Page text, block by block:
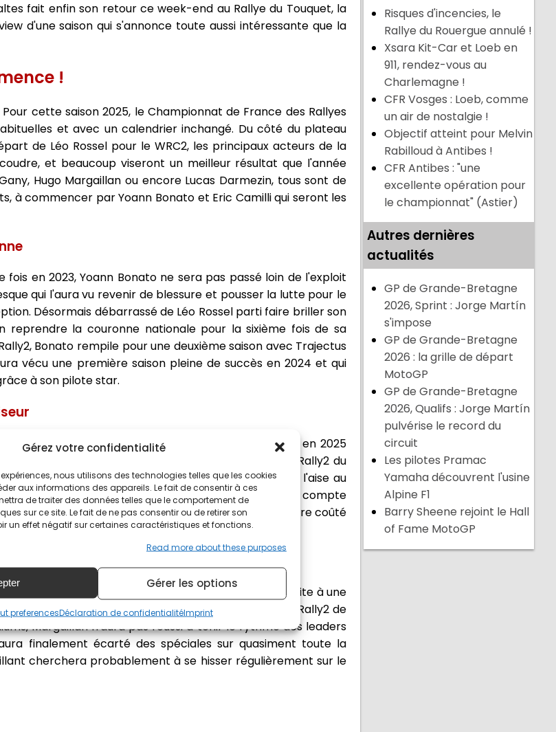
Gérez votre confidentialité
nous utilisons des technologies telles que les cookies
aux informations des appareils. Le fait de consentir à ces
de traiter des données telles que le comportement de
sur ce site. Le fait de ne pas consentir ou de retirer son
un effet négatif sur certaines caractéristiques et fonctions.
Read more about these purposes
Gérer les options
preferencesDéclaration de confidentialitéImprint
fait enfin son retour ce week-end au Rallye du Touquet, la
d'une saison qui s'annonce toute aussi intéressante que la
!
cette saison 2025, le Championnat de France des Rallyes
et avec un calendrier inchangé. Du côté du plateau
de Léo Rossel pour le WRC2, les principaux acteurs de la
et beaucoup viseront un meilleur résultat que l'année
Hugo Margaillan ou encore Lucas Darmezin, tous sont de
à commencer par Yoann Bonato et Eric Camilli qui seront les
en 2023, Yoann Bonato ne sera pas passé loin de l'exploit
qui l'aura vu revenir de blessure et pousser la lutte pour le
Désormais débarrassé de Léo Rossel parti faire briller son
reprendre la couronne nationale pour la sixième fois de sa
Bonato rempile pour une deuxième saison avec Trajectus
vécu une première saison pleine de succès en 2024 et qui
à son pilote star.
Rossel n'est plus là, l'Isérois aura encore fort à faire en 2025
d'une saison 2024 redoutable au volant de la i20 N Rally2 du
deuxième saison, signe d'un pilote qui est très à l'aise au
en 2025. Avec deux victoires en 2024, Camilli compte
évitant de commettre les erreurs qui lui ont peut-être coûté
les podiums
sur la touche à cause d'une mauvaise blessure suite à une
une saison difficile au volant de la Hyundai i20 N Rally2 de
Margaillan n'aura pas réussi à tenir le rythme des leaders
finalement écarté des spéciales sur quasiment toute la
cherchera probablement à se hisser régulièrement sur le
Risques d'incencies, le
Rallye du Rouergue annulé !
Xsara Kit-Car et Loeb en
911, rendez-vous au
Charlemagne !
CFR Vosges : Loeb, comme
un air de nostalgie !
Objectif atteint pour Melvin
Rabilloud à Antibes !
CFR Antibes : "une
excellente opération pour
le championnat" (Astier)
Autres dernières
actualités
GP de Grande-Bretagne
2026, Sprint : Jorge Martín
s'impose
GP de Grande-Bretagne
2026 : la grille de départ
MotoGP
GP de Grande-Bretagne
2026, Qualifs : Jorge Martín
pulvérise le record du
circuit
Les pilotes Pramac
Yamaha découvrent l'usine
Alpine F1
Barry Sheene rejoint le Hall
of Fame MotoGP